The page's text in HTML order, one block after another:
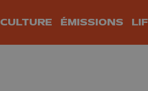
CULTURE ÉMISSIONS